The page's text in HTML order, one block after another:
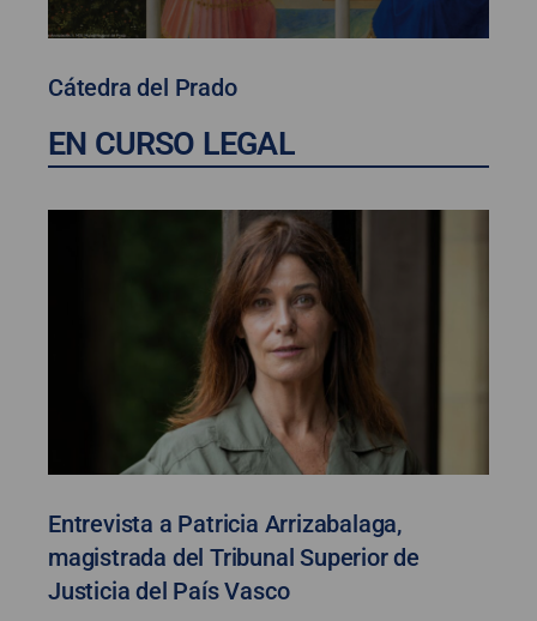
Cátedra del Prado
EN CURSO LEGAL
Entrevista a Patricia Arrizabalaga,
magistrada del Tribunal Superior de
Justicia del País Vasco